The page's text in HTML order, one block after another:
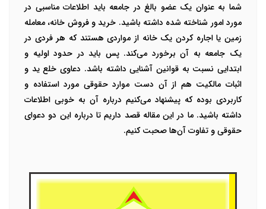
شما به عنوان یک عضو بالغ در جامعه باید اطلاعات مناسبی در
مورد امور شناخته شده داشته باشید. خرید و فروش خانه، معامله
زمین یا اجاره کردن یک خانه از مواردی هستند که هر فردی در
یک جامعه به آن برخورد می‌کند. پس باید در حدود اولیه و
ابتدایی نسبت به قوانین آشنایی داشته باشد. دعاوی خلع ید و
اثبات مالکیت هم از آن دست موارد حقوقی مورد استفاده و
کاربردی بوده که پیشنهاد می‌کنیم درباره آن به خوبی اطلاعات
داشته باشید. ما در این مقاله قصد داریم تا درباره این دو دعوای
حقوقی و تفاوت آن‌ها صحبت کنیم.